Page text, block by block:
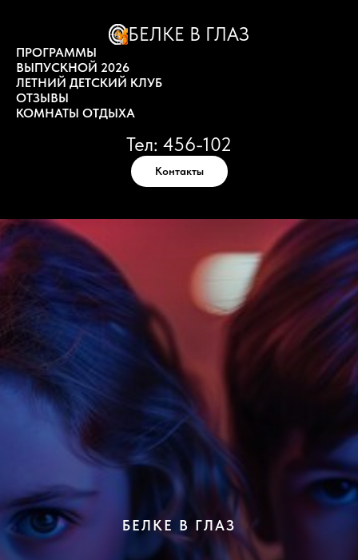
БЕЛКЕ В ГЛАЗ
ПРОГРАММЫ
ВЫПУСКНОЙ 2026
ЛЕТНИЙ ДЕТСКИЙ КЛУБ
ОТЗЫВЫ
КОМНАТЫ ОТДЫХА
Тел: 456-102
Контакты
БЕЛКЕ В ГЛАЗ